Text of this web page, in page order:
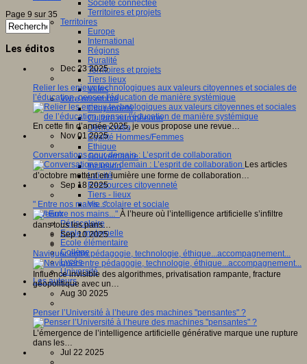
Société connectée
Territoires et projets
Territoires
Europe
International
Régions
Ruralité
Territoires et projets
Tiers lieux
Villes
Vivre ensemble
Citoyenneté
Culture européenne
Démocratie
Egalité Hommes/Femmes
Ethique
Gouvernance
Inclusion
Laïcité
Ressources citoyenneté
Tiers - lieux
Vie scolaire et sociale
Niveaux
Périscolaire
Ecole maternelle
Ecole élémentaire
Collège
Lycée
Université
Les auteurs
Page 9 sur 35
Les éditos
Dec 23 2025
Relier les enjeux technologiques aux valeurs citoyennes et sociales de
l’éducation, penser l'éducation de manière systémique
En cette fin d’année 2025, je vous propose une revue…
Nov 01 2025
Conversations pour demain : L’esprit de collaboration
Les articles
d’octobre mettent en lumière une forme de collaboration…
Sep 18 2025
" Entre nos mains..."
À l’heure où l’intelligence artificielle s’infiltre
dans tous les pans…
Sep 10 2025
Naviguer entre pédagogie, technologie, éthique...accompagnement...
Influence invisible des algorithmes, privatisation rampante, fracture
géopolitique avec un…
Aug 30 2025
Penser l’Université à l’heure des machines "pensantes" ?
L’émergence de l’intelligence artificielle générative marque une rupture
dans les…
Jul 22 2025